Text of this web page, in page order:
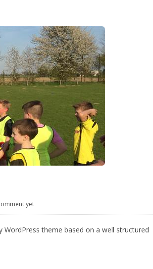
yet
theme based on a well structured